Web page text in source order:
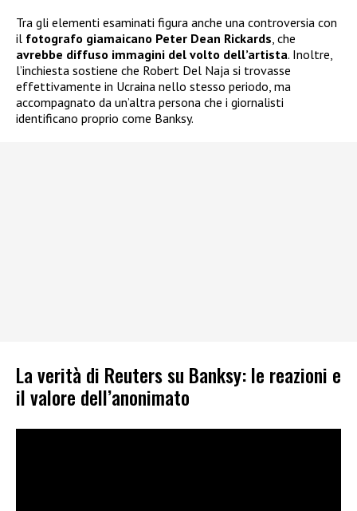
Tra gli elementi esaminati figura anche una controversia con
il fotografo giamaicano Peter Dean Rickards, che
avrebbe diffuso immagini del volto dell’artista. Inoltre,
l’inchiesta sostiene che Robert Del Naja si trovasse
effettivamente in Ucraina nello stesso periodo, ma
accompagnato da un’altra persona che i giornalisti
identificano proprio come Banksy.
La verità di Reuters su Banksy: le reazioni e
il valore dell’anonimato